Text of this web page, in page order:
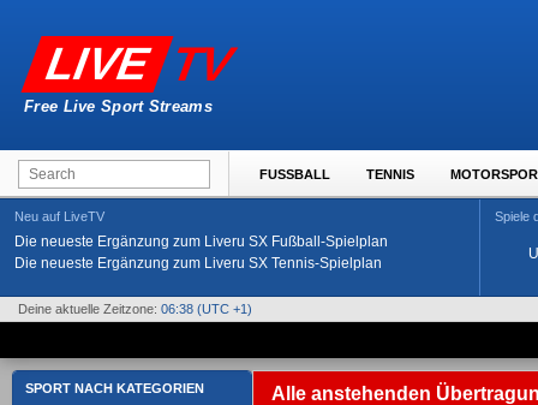
LIVE TV
Free Live Sport Streams
FUSSBALL TENNIS
Neu auf LiveTV
Die neueste Ergänzung zum Liveru SX Fußball-Spielplan
Die neueste Ergänzung zum Liveru SX Tennis-Spielplan
Spiele
Deine aktuelle Zeitzone: 06:38 (UTC +1)
SPORT NACH KATEGORIEN Alle anstehenden